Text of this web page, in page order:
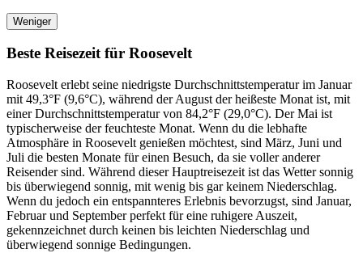
Weniger
Beste Reisezeit für Roosevelt
Roosevelt erlebt seine niedrigste Durchschnittstemperatur im Januar
mit 49,3°F (9,6°C), während der August der heißeste Monat ist, mit
einer Durchschnittstemperatur von 84,2°F (29,0°C). Der Mai ist
typischerweise der feuchteste Monat. Wenn du die lebhafte
Atmosphäre in Roosevelt genießen möchtest, sind März, Juni und
Juli die besten Monate für einen Besuch, da sie voller anderer
Reisender sind. Während dieser Hauptreisezeit ist das Wetter sonnig
bis überwiegend sonnig, mit wenig bis gar keinem Niederschlag.
Wenn du jedoch ein entspannteres Erlebnis bevorzugst, sind Januar,
Februar und September perfekt für eine ruhigere Auszeit,
gekennzeichnet durch keinen bis leichten Niederschlag und
überwiegend sonnige Bedingungen.